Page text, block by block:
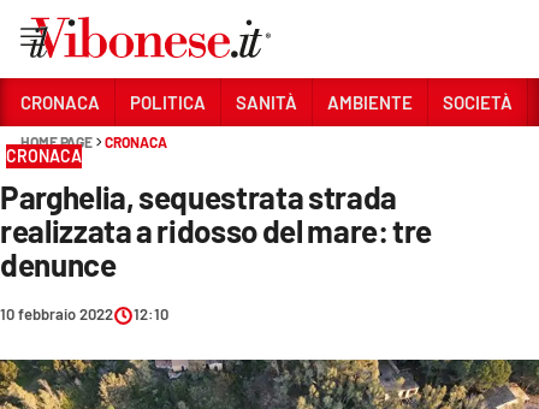
Sezioni
CRONACA
POLITICA
SOCIETÀ
CRONACA POLITICA SANITÀ AMBIENTE SOCIETÀ
HOME PAGE CRONACA
CRONACA
Parghelia, sequestrata strada
realizzata a ridosso del mare: tre
denunce
10 febbraio 2022 12:10